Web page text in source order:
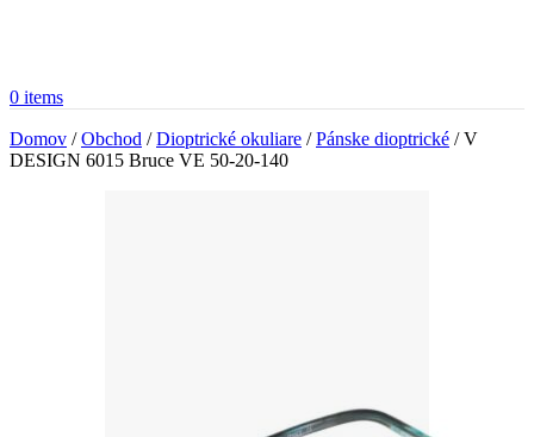
0 items
Domov /Obchod /Dioptrické okuliare /Pánske dioptrické /V
DESIGN 6015 Bruce VE 50-20-140